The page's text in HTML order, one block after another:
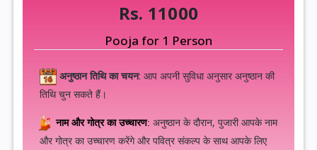
Rs. 11000
Pooja for 1 Person
अनुष्ठान तिथि का चयन: आप अपनी सुविधा अनुसार अनुष्ठान की
तिथि चुन सकते हैं।
नाम और गोत्र का उच्चारण: अनुष्ठान के दौरान, पुजारी आपके नाम
और गोत्र का उच्चारण करेंगे और पवित्र संकल्प के साथ आपके लिए